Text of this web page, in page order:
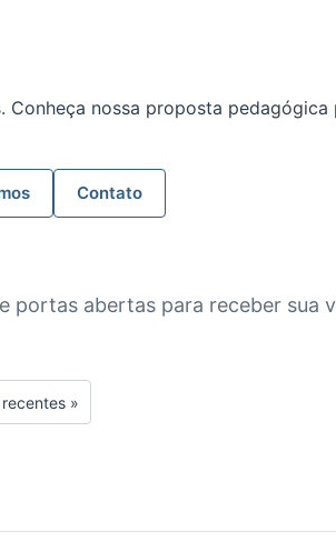
Conheça nossa proposta pedagógica
Contato
portas abertas para receber sua
»